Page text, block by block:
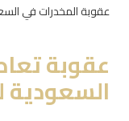
عقوبة المخدرات في
عقوبة
السعودية